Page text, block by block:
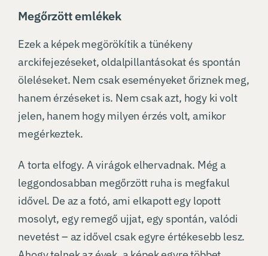
Megőrzött emlékek
Ezek a képek megörökítik a tünékeny
arckifejezéseket, oldalpillantásokat és spontán
öleléseket. Nem csak eseményeket őriznek meg,
hanem érzéseket is. Nem csak azt, hogy ki volt
jelen, hanem hogy milyen érzés volt, amikor
megérkeztek.
A torta elfogy. A virágok elhervadnak. Még a
leggondosabban megőrzött ruha is megfakul
idővel. De az a fotó, ami elkapott egy lopott
mosolyt, egy remegő ujjat, egy spontán, valódi
nevetést – az idővel csak egyre értékesebb lesz.